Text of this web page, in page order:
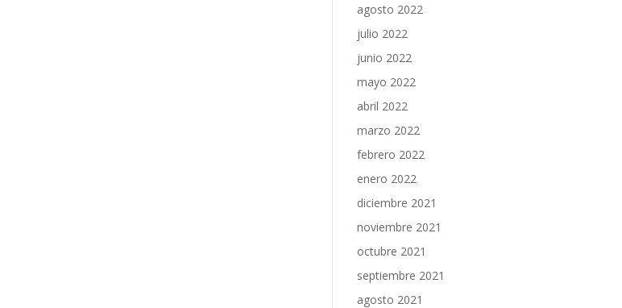
agosto 2022
julio 2022
junio 2022
mayo 2022
abril 2022
marzo 2022
febrero 2022
enero 2022
diciembre 2021
noviembre 2021
octubre 2021
septiembre 2021
agosto 2021